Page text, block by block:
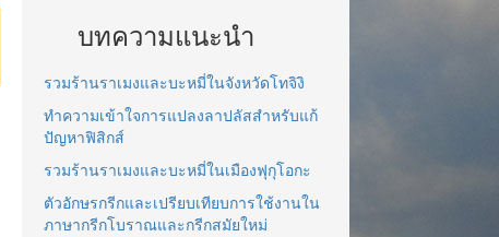
บทความแนะนำ
รวมร้านราเมงและบะหมี่ในจังหวัดโทจิงิ
ทำความเข้าใจการแปลงลาปลัสสำหรับแก้
ปัญหาฟิสิกส์
รวมร้านราเมงและบะหมี่ในเมืองฟุกุโอกะ
ตัวอักษรกรีกและเปรียบเทียบการใช้งานใน
ภาษากรีกโบราณและกรีกสมัยใหม่